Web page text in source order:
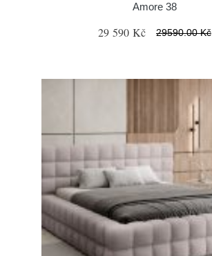
Amore 38
29 590 Kč 29590.00 Kč